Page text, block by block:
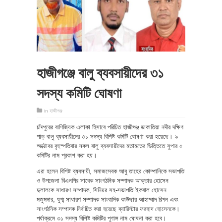
হাজীগঞ্জে বালু ব্যবসায়ীদের ৩১
সদস্য কমিটি ঘোষণা
in হাজীগঞ্জ
চাঁদপুরের বাণিজ্যিক এলাকা হিসাবে পরিচিত হাজীগঞ্জ ডাকাতিয়া নদীর দক্ষিণ
পাড় বালু ব্যবসায়ীদের ৩১ সদস্য বিশিষ্ট কমিটি ঘোষণা করা হয়েছে। ৯
অক্টোবর বৃহস্পতিবার সকল বালু ব্যবসায়ীদের মতামতের ভিত্তিতে সুপার ৫
কমিটির নাম প্রকাশ করা হয়।
এরা হলেন বিশিষ্ট ব্যবসায়ী, সমাজসেবক আবু তাহের কোম্পানিকে সভাপতি
ও উপজেলা বিএনপির সাবেক সাংগঠনিক সম্পাদক আক্তার হোসেন
দুলালকে সাধারণ সম্পাদক, সিনিয়র সহ-সভাপতি ইকবাল হোসেন
মজুমদার, যুগ্ম সাধারণ সম্পাদক সাংবাদিক কাউছার আহাম্মাদ রিপন এবং
সাংগঠনিক সম্পাদক নির্বাচিত করা হয়েছে ব্যারিস্টার ফরহাদ হোসেনকে।
পর্যাক্রমে ৩১ সদস্য বিশিষ্ট কমিটির পূণাঙ্গ নাম ঘোষনা করা হবে।